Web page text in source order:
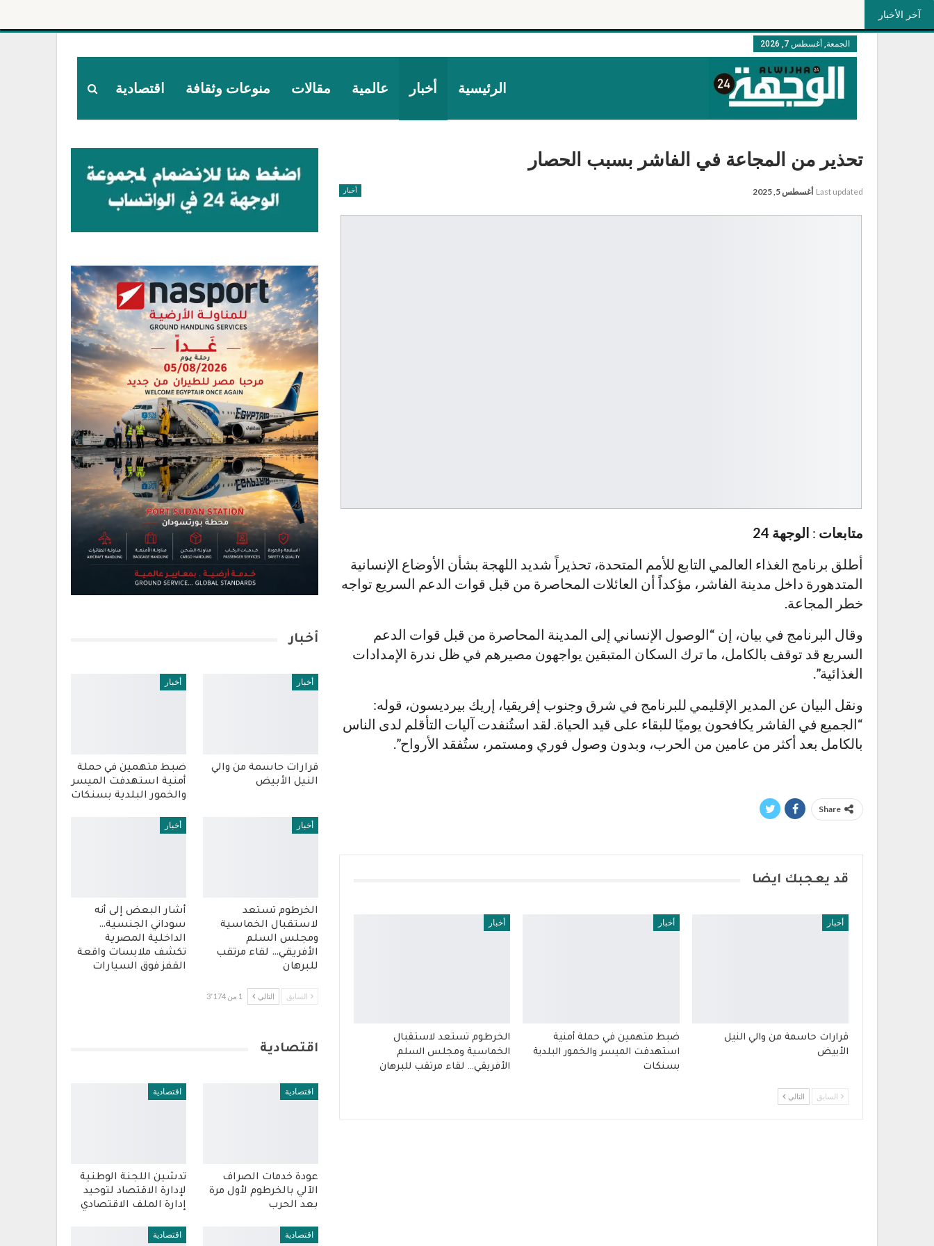
آخر الأخبار
الجمعة, أغسطس 7, 2026
الرئيسية أخبار عالمية مقالات منوعات وثقافة اقتصادية
تحذير من المجاعة في الفاشر بسبب الحصار
أخبار Last updated أغسطس 5, 2025
متابعات : الوجهة 24
أطلق برنامج الغذاء العالمي التابع للأمم المتحدة، تحذيراً شديد اللهجة بشأن الأوضاع الإنسانية
المتدهورة داخل مدينة الفاشر، مؤكداً أن العائلات المحاصرة من قبل قوات الدعم السريع تواجه
خطر المجاعة.
وقال البرنامج في بيان، إن “الوصول الإنساني إلى المدينة المحاصرة من قبل قوات الدعم
السريع قد توقف بالكامل، ما ترك السكان المتبقين يواجهون مصيرهم في ظل ندرة الإمدادات
الغذائية”.
ونقل البيان عن المدير الإقليمي للبرنامج في شرق وجنوب إفريقيا، إريك بيرديسون، قوله:
“الجميع في الفاشر يكافحون يوميًا للبقاء على قيد الحياة. لقد استُنفدت آليات التأقلم لدى الناس
بالكامل بعد أكثر من عامين من الحرب، وبدون وصول فوري ومستمر، ستُفقد الأرواح”.
Share
قد يعجبك ايضا
أخبار
قرارات حاسمة من والي النيل
الأبيض
أخبار
ضبط متهمين في حملة أمنية
استهدفت الميسر والخمور البلدية
بسنكات
أخبار
الخرطوم تستعد لاستقبال
الخماسية ومجلس السلم
الأفريقي… لقاء مرتقب للبرهان
السابق التالي
أخبار
أخبار
قرارات حاسمة من والي
النيل الأبيض
أخبار
ضبط متهمين في حملة
أمنية استهدفت الميسر
والخمور البلدية بسنكات
أخبار
الخرطوم تستعد
لاستقبال الخماسية
ومجلس السلم
الأفريقي… لقاء مرتقب
للبرهان
أخبار
أشار البعض إلى أنه
سوداني الجنسية…
الداخلية المصرية
تكشف ملابسات واقعة
القفز فوق السيارات
السابق التالي 1 من 3٬174
اقتصادية
اقتصادية
عودة خدمات الصراف
الآلي بالخرطوم لأول مرة
بعد الحرب
اقتصادية
تدشين اللجنة الوطنية
لإدارة الاقتصاد لتوحيد
إدارة الملف الاقتصادي
اقتصادية اقتصادية